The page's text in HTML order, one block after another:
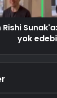
Rishi
yok